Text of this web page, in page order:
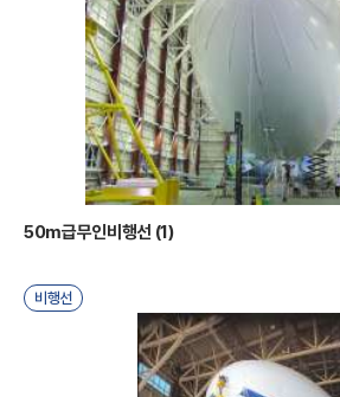
I
50m급무인비행선 (1)
비행선